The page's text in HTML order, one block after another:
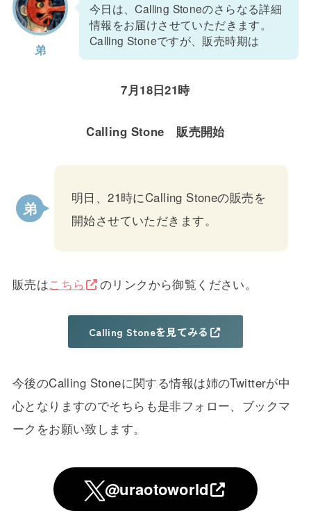
弟
今日は、Calling Stoneのさらなる詳細
情報をお届けさせていただきます。
Calling Stoneですが、販売時期は
7月18日21時
Calling Stone 販売開始
明日、21時にCalling Stoneの販売を
開始させていただきます。
販売はこちら のリンクから御覧ください。
Calling Stoneを見てみる
今後のCalling Stoneに関する情報は姉のTwitterが中
心となりますのでそちらも是非フォロー、ブックマ
ークをお願い致します。
@uraotoworld